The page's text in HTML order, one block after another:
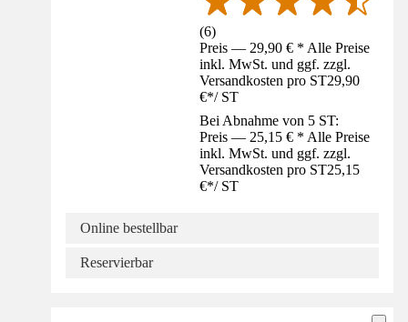
(6)
Preis — 29,90 € * Alle Preise
inkl. MwSt. und ggf. zzgl.
Versandkosten pro ST29,90
€*/ ST
Bei Abnahme von 5 ST:
Preis — 25,15 € * Alle Preise
inkl. MwSt. und ggf. zzgl.
Versandkosten pro ST25,15
€*/ ST
Online bestellbar
Reservierbar